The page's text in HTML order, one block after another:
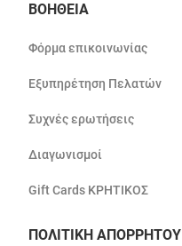
ΒΟΗΘΕΙΑ
Φόρμα επικοινωνίας
Εξυπηρέτηση Πελατών
Συχνές ερωτήσεις
Διαγωνισμοί
Gift Cards ΚΡΗΤΙΚΟΣ
ΠΟΛΙΤΙΚΗ ΑΠΟΡΡΗΤΟΥ